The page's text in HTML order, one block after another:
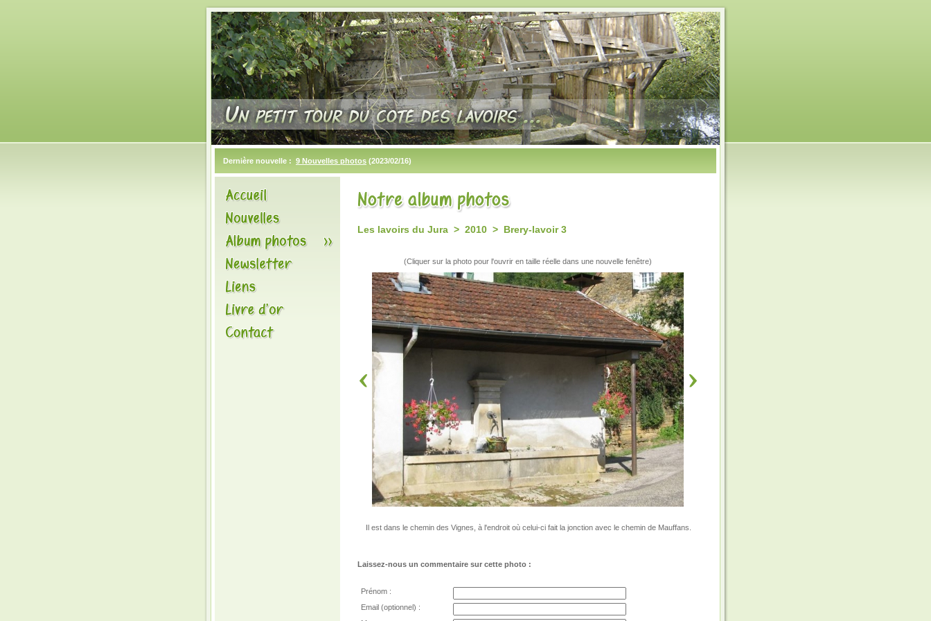
Dernière nouvelle : 9 Nouvelles photos (2023/02/16)
Les lavoirs du Jura > 2010 > Brery-lavoir 3
(Cliquer sur la photo pour l'ouvrir en taille réelle dans une nouvelle fenêtre)
Il est dans le chemin des Vignes, à l'endroit où celui-ci fait la jonction avec le chemin de Mauffans.
Laissez-nous un commentaire sur cette photo :
Prénom :
Email (optionnel) :